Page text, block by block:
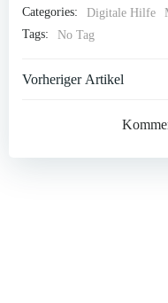
Categories: Digitale Hilfe
Tags:
No Tag
Post
Vorheriger Artikel